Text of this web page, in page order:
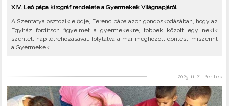
XIV. Leó pápa kirográf rendelete a Gyermekek Világnapjáról
A Szentatya osztozik elődje, Ferenc pápa azon gondoskodásában, hogy az
Egyház fordítson figyelmet a gyermekekre, többek között egy nekik
szentelt nap létrehozásával, folytatva a már meghozott döntést, miszerint
a Gyermekek..
2025-11-21, Péntek